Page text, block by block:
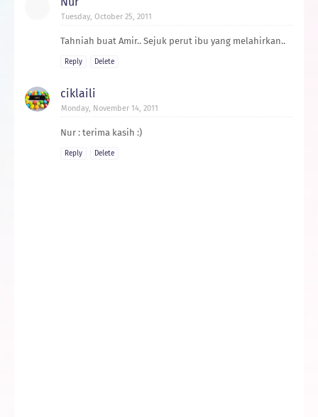
Tuesday, October 25, 2011
Tahniah buat Amir.. Sejuk perut ibu yang melahirkan..
Reply Delete
ciklaili
Monday, November 14, 2011
Nur : terima kasih :)
Reply Delete